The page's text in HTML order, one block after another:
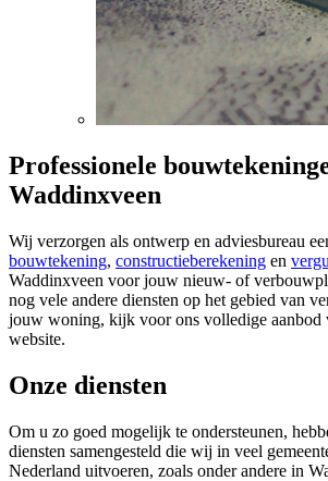
Professionele
Waddinxveen
Wij verzorgen als ontwerp en adviesbureau
bouwtekening, constructieberekening en
Waddinxveen voor jouw nieuw- of
nog vele andere diensten op het gebied van
jouw woning, kijk voor ons volledige aanbod
website.
Onze diensten
Om u zo goed mogelijk te ondersteunen,
diensten samengesteld die wij in veel
Nederland uitvoeren, zoals onder andere in